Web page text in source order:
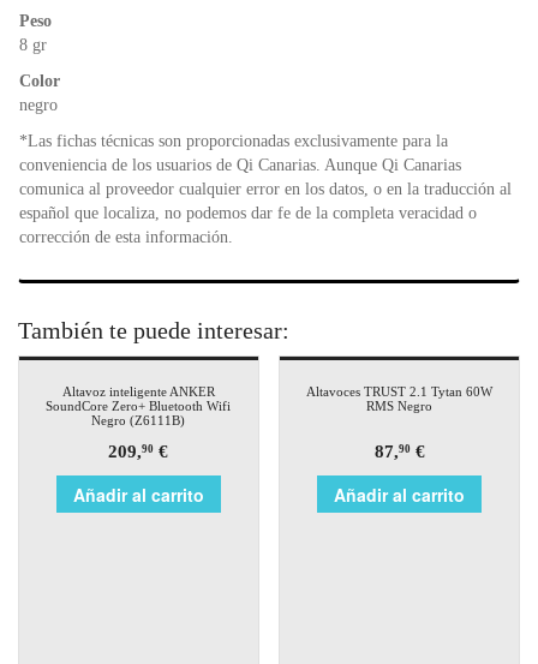
Peso
8 gr
Color
negro
*Las fichas técnicas son proporcionadas exclusivamente para la
conveniencia de los usuarios de Qi Canarias. Aunque Qi Canarias
comunica al proveedor cualquier error en los datos, o en la traducción al
español que localiza, no podemos dar fe de la completa veracidad o
corrección de esta información.
También te puede interesar:
Altavoz inteligente ANKER
SoundCore Zero+ Bluetooth Wifi
Negro (Z6111B)
209,90 €
Añadir al carrito
Altavoces TRUST 2.1 Tytan 60W
RMS Negro
87,90€
Añadir al carrito